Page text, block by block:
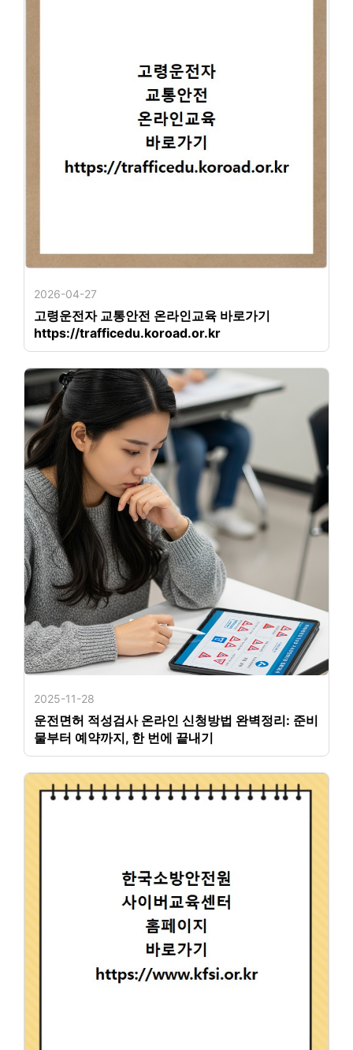
2026-04-27
고령운전자 교통안전 온라인교육 바로가기
https://trafficedu.koroad.or.kr
2025-11-28
운전면허 적성검사 온라인 신청방법 완벽정리: 준비
물부터 예약까지, 한 번에 끝내기